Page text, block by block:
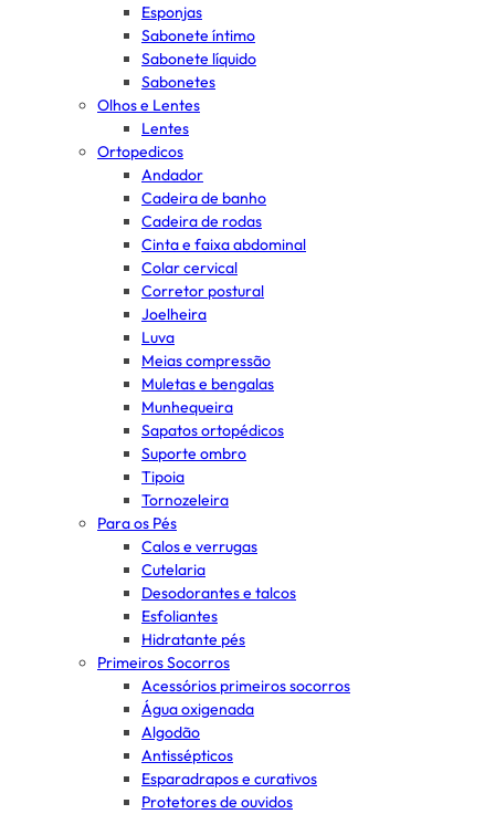
Esponjas
Sabonete íntimo
Sabonete líquido
Sabonetes
Olhos e Lentes
Lentes
Ortopedicos
Andador
Cadeira de banho
Cadeira de rodas
Cinta e faixa abdominal
Colar cervical
Corretor postural
Joelheira
Luva
Meias compressão
Muletas e bengalas
Munhequeira
Sapatos ortopédicos
Suporte ombro
Tipoia
Tornozeleira
Para os Pés
Calos e verrugas
Cutelaria
Desodorantes e talcos
Esfoliantes
Hidratante pés
Primeiros Socorros
Acessórios primeiros socorros
Água oxigenada
Algodão
Antissépticos
Esparadrapos e curativos
Protetores de ouvidos